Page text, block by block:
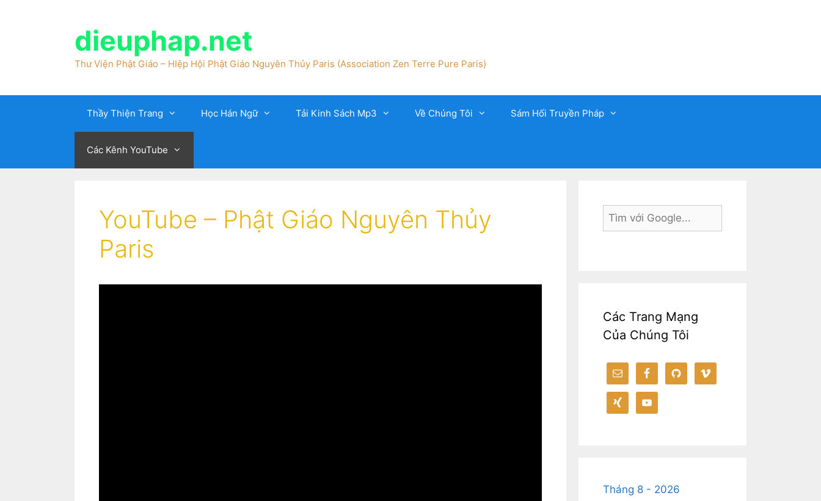
dieuphap.net
Thư Viện Phật Giáo – HIệp Hội Phật Giáo Nguyên Thủy Paris (Association Zen Terre Pure Paris)
Thầy Thiện Trang Học Hán Ngữ Tải Kinh Sách Mp3 Về Chúng Tôi Sám Hối Truyền Pháp
Các Kênh YouTube
YouTube – Phật Giáo Nguyên Thủy
Paris
Các Trang Mạng
Của Chúng Tôi
Tháng 8 - 2026